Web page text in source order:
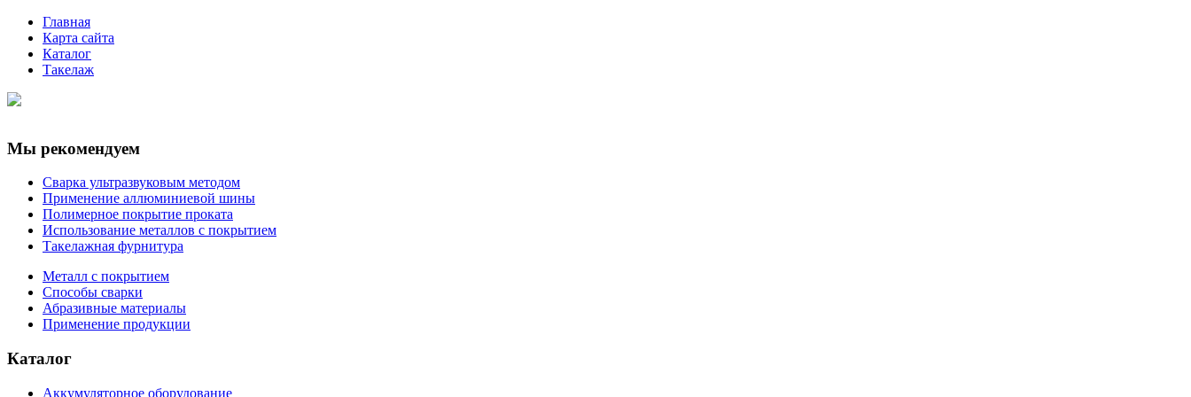
Главная
Карта сайта
Каталог
Такелаж
Мы рекомендуем
Сварка ультразвуковым методом
Применение аллюминиевой шины
Полимерное покрытие проката
Использование металлов с покрытием
Такелажная фурнитура
Металл с покрытием
Способы сварки
Абразивные материалы
Применение продукции
Каталог
Аккумуляторное оборудование